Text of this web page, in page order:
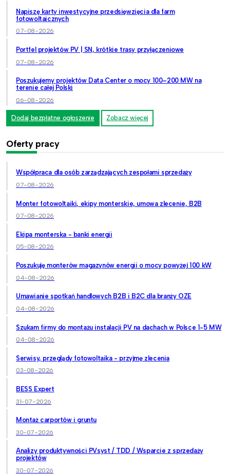
Napiszę karty inwestycyjne przedsięwzięcia dla farm
fotowoltaicznych
07-08-2026
Portfel projektów PV | SN, krótkie trasy przyłączeniowe
07-08-2026
Poszukujemy projektów Data Center o mocy 100–200 MW na
terenie całej Polski
06-08-2026
Dodaj bezpłatne ogłoszenie Zobacz więcej
Oferty pracy
Współpraca dla osób zarządzających zespołami sprzedaży
07-08-2026
Monter fotowoltaiki, ekipy monterskie, umowa zlecenie, B2B
07-08-2026
Ekipa monterska - banki energii
05-08-2026
Poszukuję monterów magazynów energii o mocy powyżej 100 kW
04-08-2026
Umawianie spotkań handlowych B2B i B2C dla branży OZE
04-08-2026
Szukam firmy do montażu instalacji PV na dachach w Polsce 1-5 MW
04-08-2026
Serwisy, przeglądy fotowoltaika - przyjmę zlecenia
03-08-2026
BESS Expert
31-07-2026
Montaż carportów i gruntu
30-07-2026
Analizy produktywności PVsyst / TDD / Wsparcie z sprzedaży
projektów
30-07-2026